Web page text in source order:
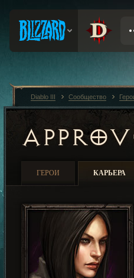
ГЕРОИ КАРЬЕРА
Diablo III Сообщество